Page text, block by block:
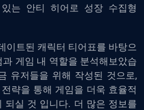
있는 안티 히어로 성장 수집형
이트된 캐릭터 티어표를 바탕으
과 게임 내 역할을 분석해보았습
유저들을 위해 작성된 것으로,
전략을 통해 게임을 더욱 효율적
되실 것 입니다. 더 많은 정보를